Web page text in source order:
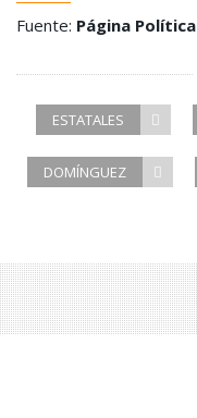
Fuente: Página Política
ESTATALES
DOMÍNGUEZ